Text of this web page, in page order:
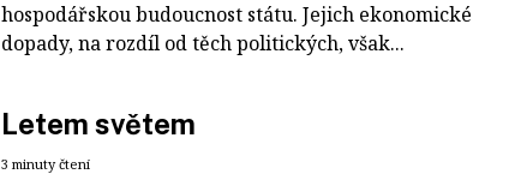
hospodářskou budoucnost státu. Jejich ekonomické
dopady, na rozdíl od těch politických, však...
Letem světem
3 minuty čtení